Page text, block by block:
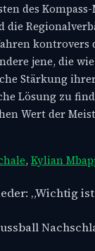
des
die
jene, die
Stärkung
Lösung zu
Wert der
, Kylian